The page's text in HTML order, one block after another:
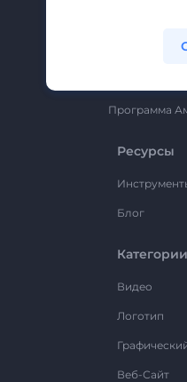
Программа
Ресурсы
Блог
Категории
Видео
Логотип
Веб-Сайт